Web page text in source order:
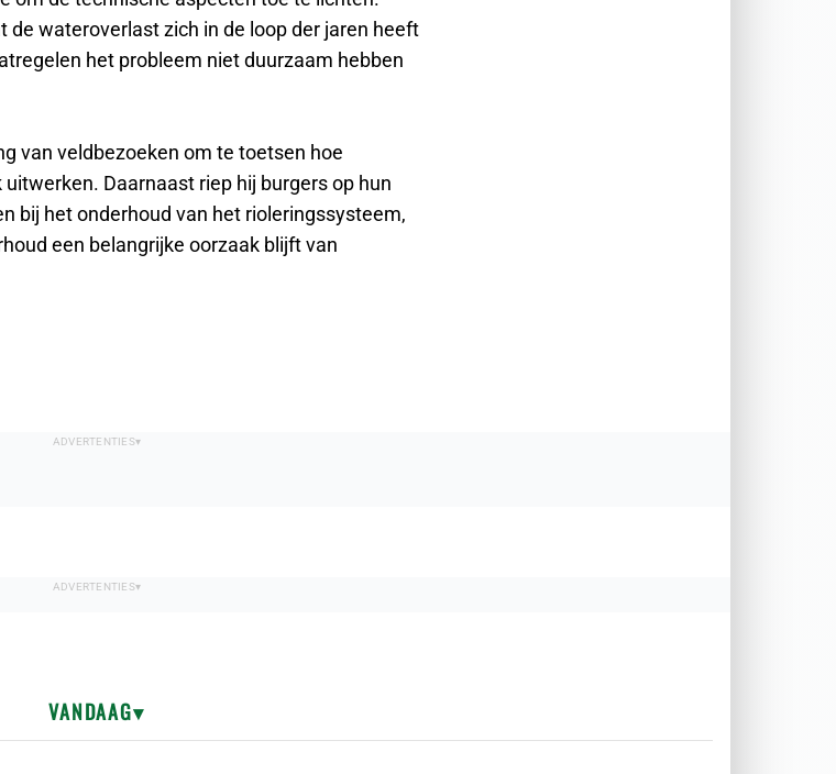
de wateroverlast zich in de loop der jaren heeft
het probleem niet duurzaam hebben
van veldbezoeken om te toetsen hoe
Daarnaast riep hij burgers op hun
bij het onderhoud van het rioleringssysteem,
een belangrijke oorzaak blijft van
VANDAAG